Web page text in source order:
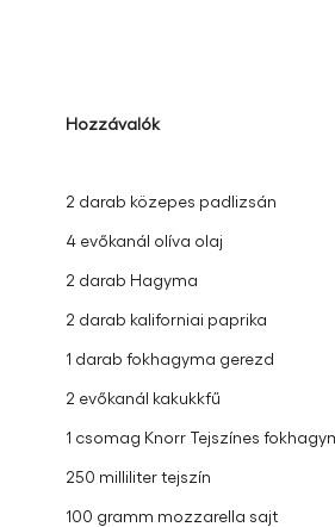
Hozzávalók
2 darab közepes padlizsán
4 evőkanál olíva olaj
2 darab Hagyma
2 darab kaliforniai paprika
1 darab fokhagyma gerezd
2 evőkanál kakukkfű
1 csomag Knorr Tejszínes
250 milliliter tejszín
100 gramm mozzarella sajt